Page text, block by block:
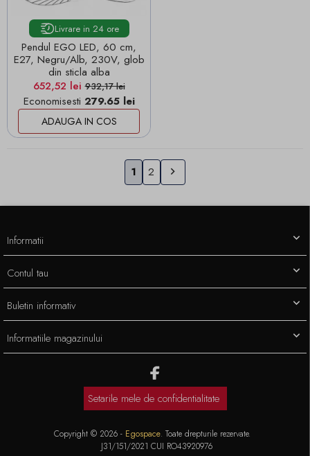
Livrare in 24 ore
Pendul EGO LED, 60 cm,
E27, Negru/Alb, 230V, glob
din sticla alba
Pret
652,52 leiPret de baza
932,17 lei
Economisesti 279.65 lei
ADAUGA IN COS
1 2 Urmatorul

Informatiile magazinului
Informatii
Contul tau
Buletin informativ
Setarile mele de confidentialitate
Copyright © 2026 - Egospace. Toate drepturile rezervate.
J31/151/2021 CUI RO43920976